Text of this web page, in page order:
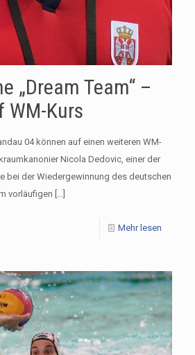
„Dream Team“ –
WM-Kurs
04 können auf einen weiteren WM-
Nicola Dedovic, einer der
bei der Wiedergewinnung des deutschen
vorläufigen […]
Mehr lesen